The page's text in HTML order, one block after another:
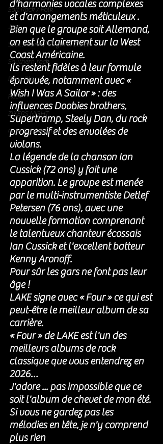
Soft Rock / Folk
Jazz
Soul / Funk / Rhythm Blues
Southern rock
Bons Plans
Rock
ZIKERS NIGHT
Country / Americana
d'harmonies vocales complexes
et d'arrangements méticuleux .
Bien que le groupe soit Allemand,
on est là clairement sur la West
Coast Américaine.
Ils restent fidèles à leur formule
éprouvée, notamment avec «
Wish I Was A Sailor » : des
influences Doobies brothers,
Supertramp, Steely Dan, du rock
progressif et des envolées de
violons.
La légende de la chanson Ian
Cussick (72 ans) y fait une
apparition. Le groupe est menée
par le multi-instrumentiste Detlef
Petersen (76 ans), avec une
nouvelle formation comprenant
le talentueux chanteur écossais
Ian Cussick et l'excellent batteur
Kenny Aronoff.
Pour sûr les gars ne font pas leur
âge !
LAKE signe avec « Four » ce qui est
peut-être le meilleur album de sa
carrière.
« Four » de LAKE est l'un des
meilleurs albums de rock
classique que vous entendrez en
2026…
J'adore ... pas impossible que ce
soit l'album de chevet de mon été.
Si vous ne gardez pas les
mélodies en tête, je n'y comprend
plus rien